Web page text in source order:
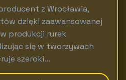
z Wrocławia,
dzięki zaawansowanej
produkcji rurek
się w tworzywach
szeroki...